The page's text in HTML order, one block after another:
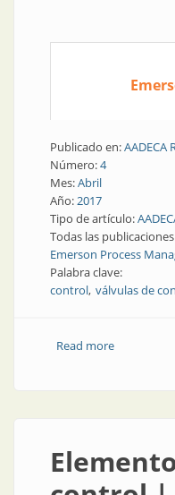
Publicado en:AADECA
Número:4
Mes:Abril
Año:2017
Tipo de artículo:
Todas las
Emerson Process
Palabra clave:
control válvulas de
Read moreabout